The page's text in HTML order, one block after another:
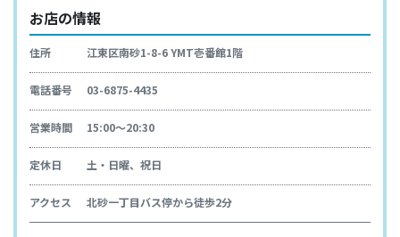
お店の情報
住所 江東区南砂1-8-6 YMT壱番館1階
電話番号 03-6875-4435
営業時間 15:00～20:30
定休日 土・日曜、祝日
アクセス 北砂一丁目バス停から徒歩2分